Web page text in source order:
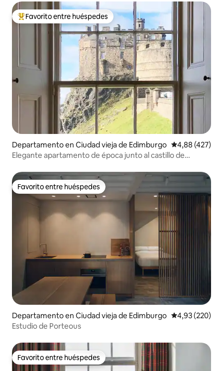
Favorito entre los huéspedes más destacados
Favorito entre huéspedes
Departamento en Ciudad vieja de Edimburgo Calificación
4,88 (427)
Elegante apartamento de época junto al castillo de
Favorito entre huéspedes
Favorito entre huéspedes
Departamento en Ciudad vieja de Edimburgo Calificación
4,93 (220)
Estudio de Porteous
Favorito entre huéspedes
Favorito entre huéspedes